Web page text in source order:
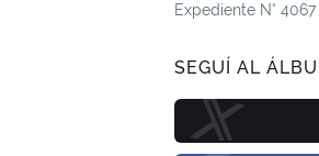
Expediente N°
SEGUÍ AL